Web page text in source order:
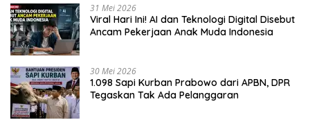
31 Mei 2026
Viral Hari Ini! AI dan Teknologi Digital Disebut
Ancam Pekerjaan Anak Muda Indonesia
30 Mei 2026
1.098 Sapi Kurban Prabowo dari APBN, DPR
Tegaskan Tak Ada Pelanggaran